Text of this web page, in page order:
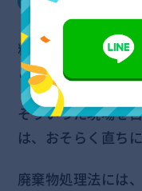
粗大ゴミを放置す
こかで誰かが見て
そういった現場を
は、おそらく直ち
廃棄物処理法には